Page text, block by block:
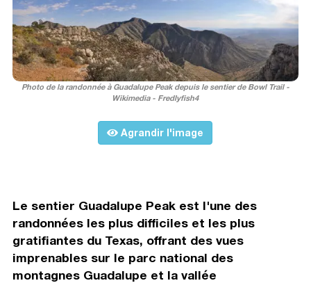
Photo de la randonnée à Guadalupe Peak depuis le sentier de Bowl Trail -
Wikimedia - Fredlyfish4
Agrandir l'image
Le sentier Guadalupe Peak est l'une des
randonnées les plus difficiles et les plus
gratifiantes du Texas, offrant des vues
imprenables sur le parc national des
montagnes Guadalupe et la vallée